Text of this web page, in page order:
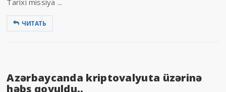
ЧИТАТЬ
Azərbaycanda kriptovalyuta üzərinə
həbs qoyuldu..